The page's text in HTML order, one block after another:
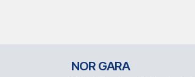
NOR GARA